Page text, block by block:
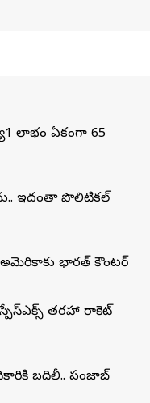
లాభం ఏకంగా 65
ఇదంతా పొలిటికల్
అమెరికాకు భారత్‌ కౌంటర్
స్పేస్‌ఎక్స్ తరహా రాకెట్‌
బదిలీ.. పంజాబ్